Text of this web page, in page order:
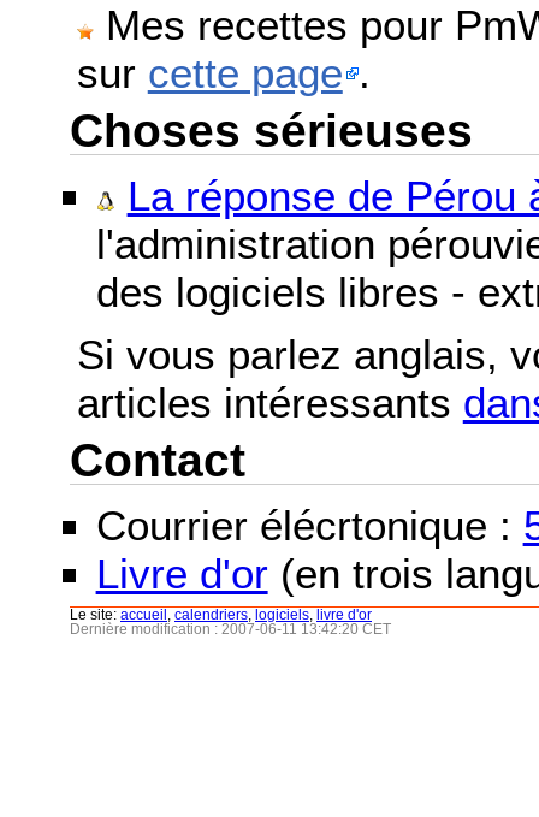
Mes recettes pour
sur cette page .
Choses sérieuses
La réponse de Pérou
l'administration
des logiciels libres -
Si vous parlez anglais,
articles intéressants
Contact
Courrier élécrtonique :
Livre d'or (en trois
Le site: accueil calendriers logiciels
livre d'or
Dernière modification : 2007-06-11 13:42:20 CET